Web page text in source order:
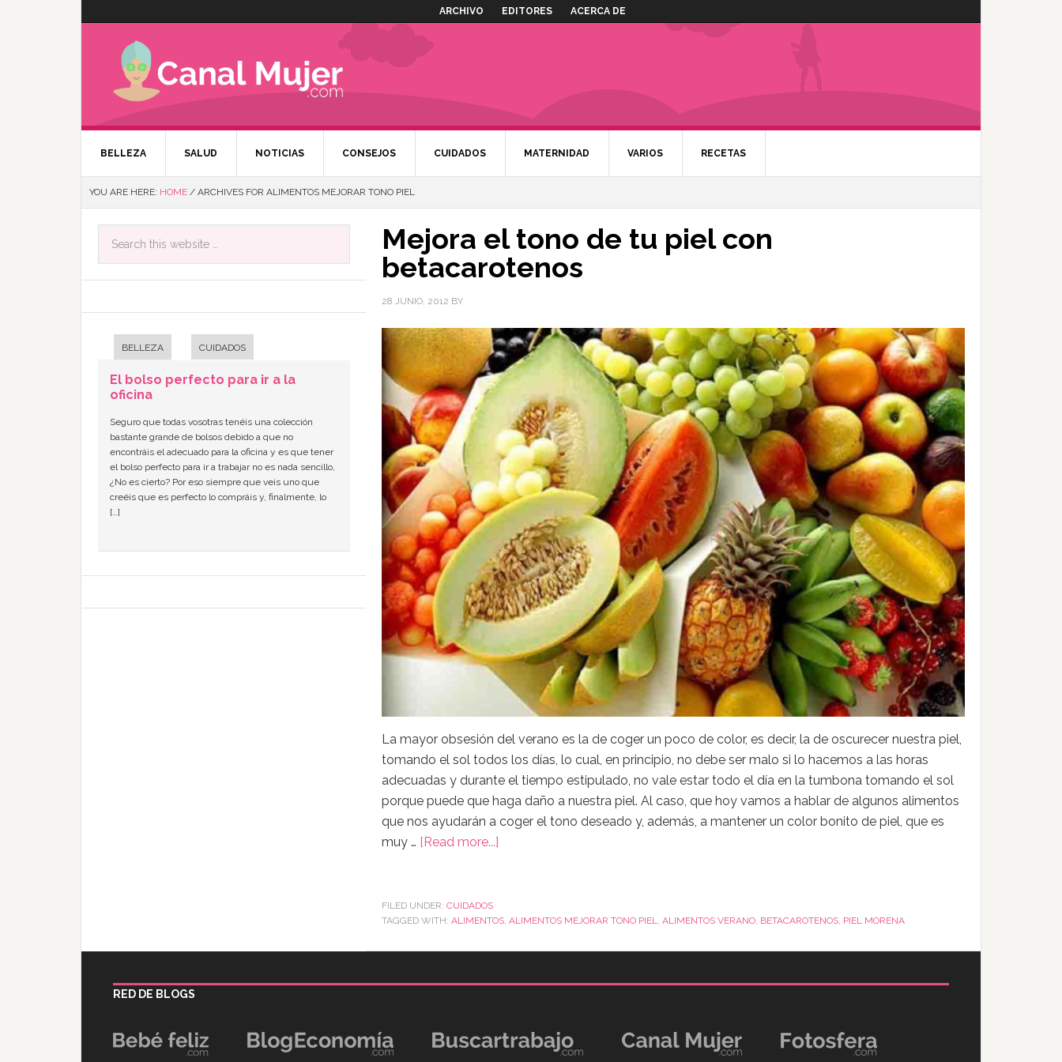
ARCHIVO EDITORES ACERCA DE
BELLEZA SALUD NOTICIAS CONSEJOS CUIDADOS MATERNIDAD VARIOS RECETAS
YOU ARE HERE: HOME / ARCHIVES FOR ALIMENTOS MEJORAR TONO PIEL
Mejora el tono de tu piel con
betacarotenos
28 JUNIO, 2012 BY
La mayor obsesión del verano es la de coger un poco de color, es decir, la de oscurecer nuestra piel,
tomando el sol todos los días, lo cual, en principio, no debe ser malo si lo hacemos a las horas
adecuadas y durante el tiempo estipulado, no vale estar todo el día en la tumbona tomando el sol
porque puede que haga daño a nuestra piel. Al caso, que hoy vamos a hablar de algunos alimentos
que nos ayudarán a coger el tono deseado y, además, a mantener un color bonito de piel, que es
muy … [Read more...]
FILED UNDER: CUIDADOS
TAGGED WITH: ALIMENTOS ALIMENTOS MEJORAR TONO PIEL ALIMENTOS VERANO BETACAROTENOS PIEL MORENA
BELLEZA CUIDADOS
El bolso perfecto para ir a la
oficina
Seguro que todas vosotras tenéis una colección
bastante grande de bolsos debido a que no
encontráis el adecuado para la oficina y es que tener
el bolso perfecto para ir a trabajar no es nada sencillo,
¿No es cierto? Por eso siempre que veis uno que
creéis que es perfecto lo compráis y, finalmente, lo
[…]
RED DE BLOGS